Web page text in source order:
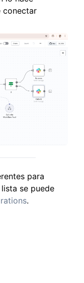
conectar
para
se puede
.